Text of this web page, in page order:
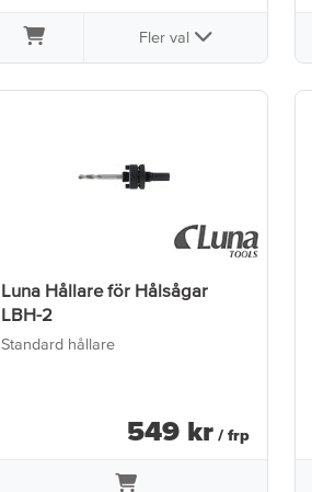
Fler val
Luna Hållare för Hålsågar
LBH-2
Standard hållare
549 kr / frp